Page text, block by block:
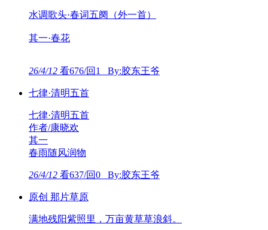
水调歌头·春词五阕（外一首）
其一·春花
26/4/12 看676/回1 By:胶东王爷
七律·清明五首
七律·清明五首
作者/康晓欢
其一
春雨随风润物
26/4/12 看637/回0 By:胶东王爷
原创 那片草原
满地残阳紫照里，万亩黄草草浪斜。